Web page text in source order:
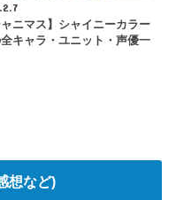
ャニマス】シャイニーカラー
キャラ・ユニット・声優一
想など)